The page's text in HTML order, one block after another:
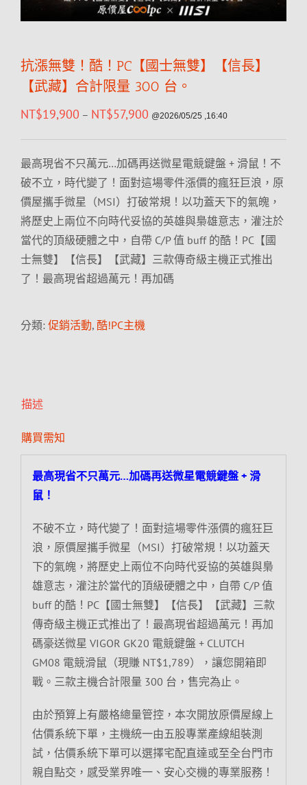
抗漲無雙！酷！PC【國士無雙】【信長】
【武藏】合計限量 300 台。
NT$19,900 – NT$57,900 @2026/05/25 ,16:40
最高現省不只萬元…加碼再送微星電競鍵盤 + 滑鼠！不
破不立，時代變了！面對這場零件漲價的瘋狂巨浪，原
價屋攜手微星（MSI）打破常規！以功蓋天下的氣魄，
將歷史上兩位不向時代妥協的英雄與梟雄意志，灌注於
當代的頂級硬體之中，自帶 C/P 值 buff 的酷！PC【國
士無雙】【信長】【武藏】三款傳奇級主機正式推出
了！最高現省超過萬元！再加碼
分類: 促銷活動, 酷!PC主機
描述
購買需知
最高現省不只萬元…加碼再送微星電競鍵盤 + 滑
鼠！
不破不立，時代變了！面對這場零件漲價的瘋狂巨
浪，原價屋攜手微星（MSI）打破常規！以功蓋天
下的氣魄，將歷史上兩位不向時代妥協的英雄與梟
雄意志，灌注於當代的頂級硬體之中，自帶 C/P 值
buff 的酷！PC【國士無雙】【信長】【武藏】三款
傳奇級主機正式推出了！最高現省超過萬元！再加
碼豪送微星 VIGOR GK20 電競鍵盤 + CLUTCH
GM08 電競滑鼠（現賺 NT$1,789），讓您開箱即
戰。三款主機合計限量 300 台，售完為止。
由於預算上有嚴格總量管控，本次開放原價屋線上
估價系統下單，主機統一由五股專業產線組裝測
試，估價系統下單可以選擇宅配直達或至全台門市
親自點交，感受業界唯一、安心交機的專業服務！